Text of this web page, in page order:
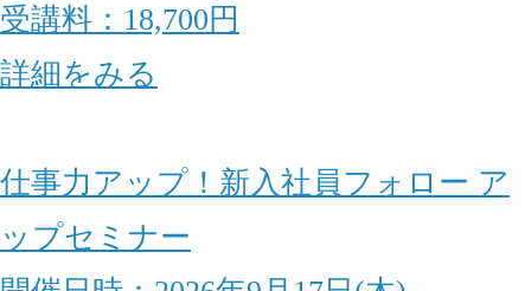
受講料：18,700円
詳細をみる
仕事力アップ！新入社員フォロー ア
ップセミナー